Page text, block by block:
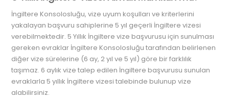
İngiltere Konsolosluğu, vize uyum koşulları ve kriterlerini
yakalayan başvuru sahiplerine 5 yıl geçerli İngiltere vizesi
verebilmektedir. 5 Yıllık İngiltere vize başvurusu için sunulması
gereken evraklar İngiltere Konsolosluğu tarafından belirlenen
diğer vize sürelerine (6 ay, 2 yıl ve 5 yıl) göre bir farklılık
taşımaz. 6 aylık vize talep edilen İngiltere başvurusu sunulan
evraklarla 5 yıllık İngiltere vizesi talebinde bulunup vize
alabilirsiniz.